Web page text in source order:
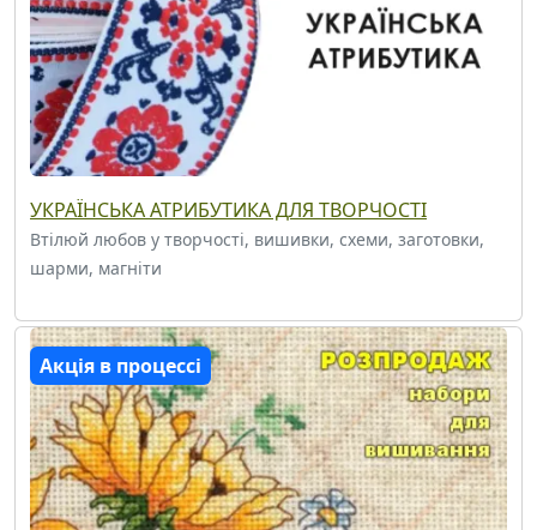
УКРАЇНСЬКА АТРИБУТИКА ДЛЯ ТВОРЧОСТІ
Втілюй любов у творчості, вишивки, схеми, заготовки,
шарми, магніти
Акція в процессі